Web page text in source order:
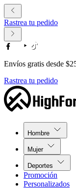
Rastrea tu pedido
Envíos gratis desde
Rastrea tu pedido
Hombre
Mujer
Deportes
Promoción
Personalizados